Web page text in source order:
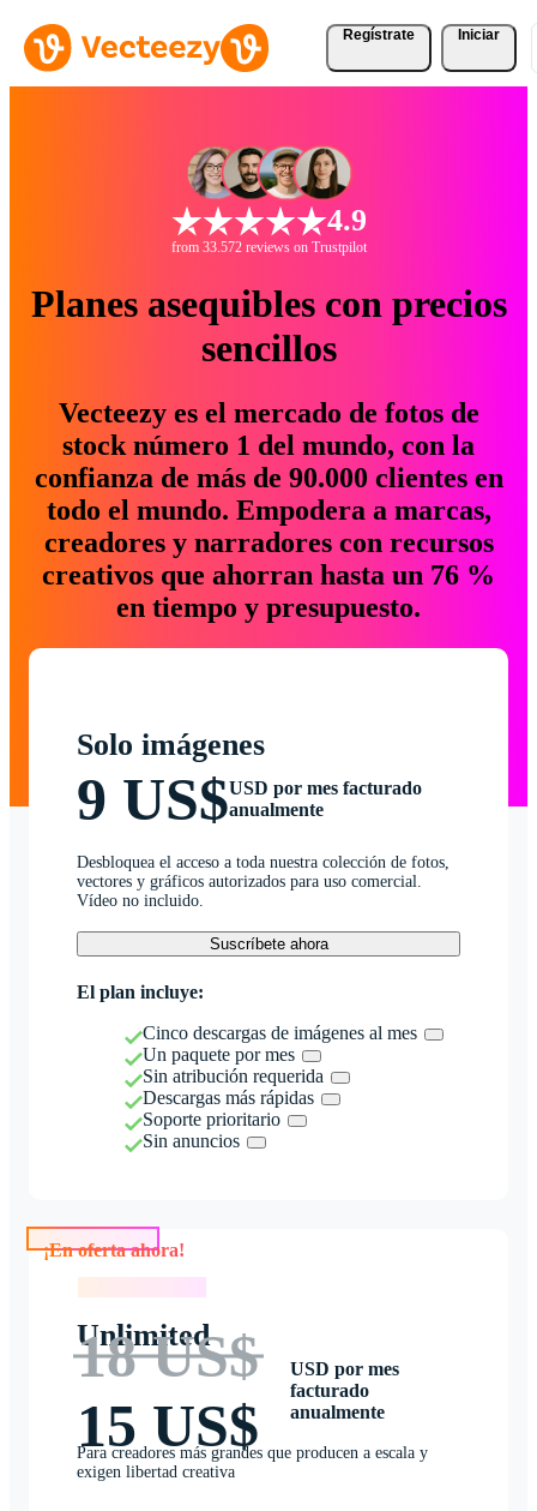
Regístrate Iniciar
4.9
from 33.572 reviews on Trustpilot
Planes asequibles con precios
sencillos
Vecteezy es el mercado de fotos de
stock número 1 del mundo, con la
confianza de más de 90.000 clientes en
todo el mundo. Empodera a marcas,
creadores y narradores con recursos
creativos que ahorran hasta un 76 %
en tiempo y presupuesto.
Solo imágenes
9 US$USD por mes facturado
anualmente
Desbloquea el acceso a toda nuestra colección de fotos,
vectores y gráficos autorizados para uso comercial.
Vídeo no incluido.
Suscríbete ahora
El plan incluye:
Cinco descargas de imágenes al mes
Un paquete por mes
Sin atribución requerida
Descargas más rápidas
Soporte prioritario
Sin anuncios
Unlimited
18 US$
15 US$
USD por mes
facturado
anualmente
Para creadores más grandes que producen a escala y
exigen libertad creativa